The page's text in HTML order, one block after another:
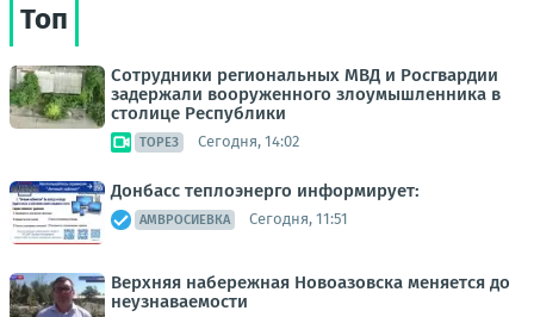
Топ
Сотрудники региональных МВД и Росгвардии
задержали вооруженного злоумышленника в
столице Республики
ТОРЕЗ Сегодня, 14:02
Донбасс теплоэнерго информирует:
АМВРОСИЕВКА Сегодня, 11:51
Верхняя набережная Новоазовска меняется до
неузнаваемости